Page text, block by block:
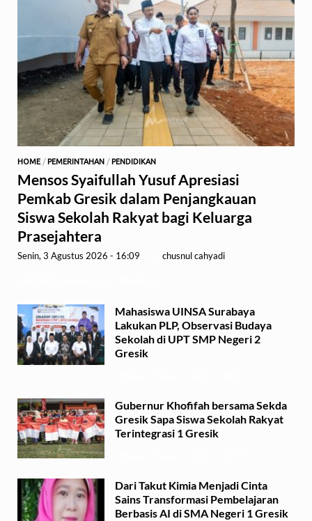
HOME/ PEMERINTAHAN / PENDIDIKAN
Mensos Syaifullah Yusuf Apresiasi
Pemkab Gresik dalam Penjangkauan
Siswa Sekolah Rakyat bagi Keluarga
Prasejahtera
Senin, 3 Agustus 2026 - 16:09 chusnul cahyadi
Mahasiswa UINSA Surabaya
Lakukan PLP, Observasi Budaya
Sekolah di UPT SMP Negeri 2
Gresik
Gubernur Khofifah bersama Sekda
Gresik Sapa Siswa Sekolah Rakyat
Terintegrasi 1 Gresik
Dari Takut Kimia Menjadi Cinta
Sains Transformasi Pembelajaran
Berbasis AI di SMA Negeri 1 Gresik